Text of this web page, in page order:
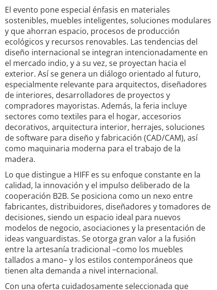
El evento pone especial énfasis en materiales
sostenibles, muebles inteligentes, soluciones modulares
y que ahorran espacio, procesos de producción
ecológicos y recursos renovables. Las tendencias del
diseño internacional se integran intencionadamente en
el mercado indio, y a su vez, se proyectan hacia el
exterior. Así se genera un diálogo orientado al futuro,
especialmente relevante para arquitectos, diseñadores
de interiores, desarrolladores de proyectos y
compradores mayoristas. Además, la feria incluye
sectores como textiles para el hogar, accesorios
decorativos, arquitectura interior, herrajes, soluciones
de software para diseño y fabricación (CAD/CAM), así
como maquinaria moderna para el trabajo de la
madera.
Lo que distingue a HIFF es su enfoque constante en la
calidad, la innovación y el impulso deliberado de la
cooperación B2B. Se posiciona como un nexo entre
fabricantes, distribuidores, diseñadores y tomadores de
decisiones, siendo un espacio ideal para nuevos
modelos de negocio, asociaciones y la presentación de
ideas vanguardistas. Se otorga gran valor a la fusión
entre la artesanía tradicional –como los muebles
tallados a mano– y los estilos contemporáneos que
tienen alta demanda a nivel internacional.
Con una oferta cuidadosamente seleccionada que